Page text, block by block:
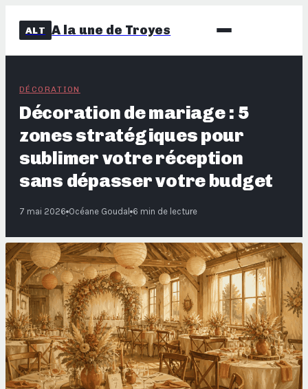
ALT A la une de Troyes
DÉCORATION
Décoration de mariage : 5
zones stratégiques pour
sublimer votre réception
sans dépasser votre budget
7 mai 2026· Océane Goudal · 6 min de lecture